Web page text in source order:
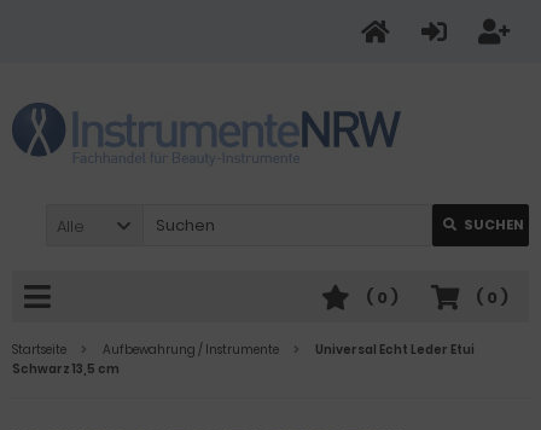
Alle SUCHEN
( 0 )
( 0 )
Startseite Aufbewahrung / Instrumente
Universal Echt Leder Etui
Schwarz 13,5 cm